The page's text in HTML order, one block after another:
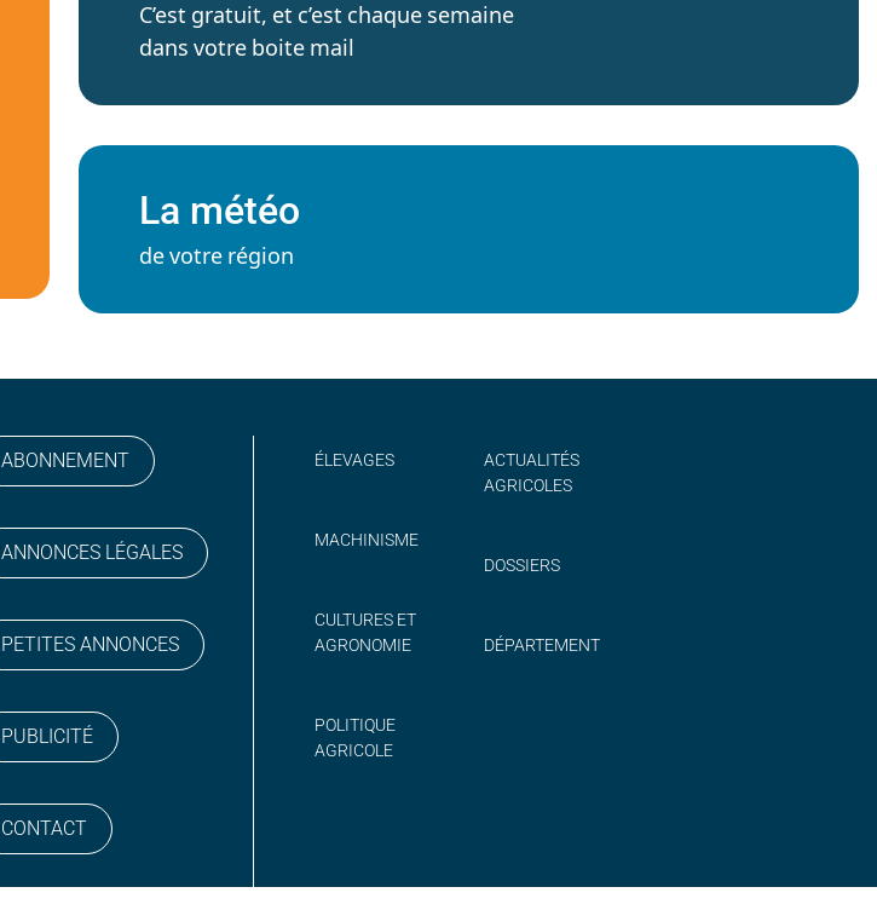
C’est gratuit, et c’est chaque semaine
dans votre boite mail
La météo
de votre région
ABONNEMENT
ANNONCES LÉGALES
PETITES ANNONCES
PUBLICITÉ
CONTACT
ÉLEVAGES
MACHINISME
CULTURES ET
AGRONOMIE
POLITIQUE
AGRICOLE
ACTUALITÉS
AGRICOLES
DOSSIERS
DÉPARTEMENT